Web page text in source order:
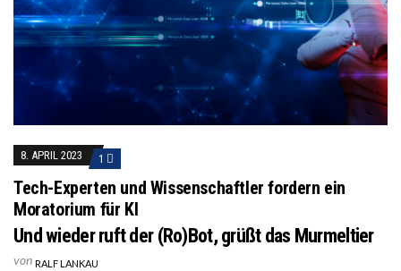
8. APRIL 2023 1
Tech-Experten und Wissenschaftler fordern ein
Moratorium für KI
Und wieder ruft der (Ro)Bot, grüßt das Murmeltier
von RALF LANKAU